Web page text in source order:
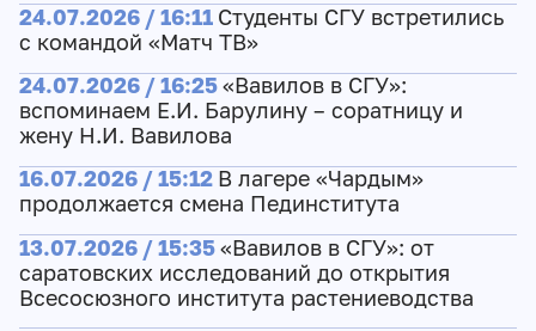
24.07.2026 / 16:11 Студенты СГУ встретились
с командой «Матч ТВ»
24.07.2026 / 16:25«Вавилов в СГУ»:
вспоминаем Е.И. Барулину – соратницу и
жену Н.И. Вавилова
16.07.2026 / 15:12 В лагере «Чардым»
продолжается смена Пединститута
13.07.2026 / 15:35«Вавилов в СГУ»: от
саратовских исследований до открытия
Всесосюзного института растениеводства